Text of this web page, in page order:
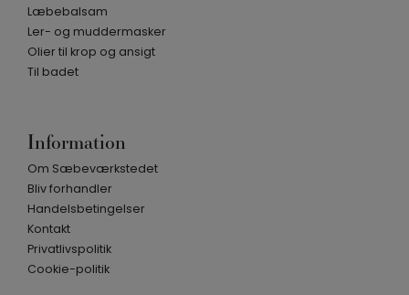
Læbebalsam
Ler- og muddermasker
Olier til krop og ansigt
Til badet
Information
Om Sæbeværkstedet
Bliv forhandler
Handelsbetingelser
Kontakt
Privatlivspolitik
Cookie-politik